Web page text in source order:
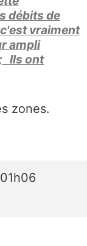
débits de
vraiment
ampli
Ils ont
zones.